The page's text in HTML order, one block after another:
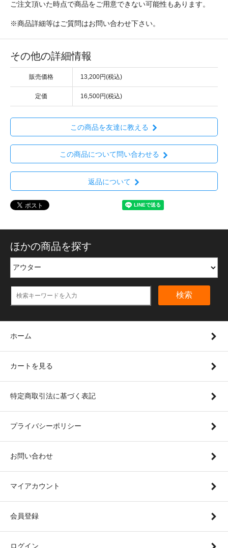
ご注文頂いた時点で商品をご用意できない可能性もあります。
※商品詳細等はご質問はお問い合わせ下さい。
その他の詳細情報
販売価格 13,200円(税込)
定価 16,500円(税込)
この商品を友達に教える
この商品について問い合わせる
返品について
ほかの商品を探す
検索
ホーム
カートを見る
特定商取引法に基づく表記
プライバシーポリシー
お問い合わせ
マイアカウント
会員登録
ログイン